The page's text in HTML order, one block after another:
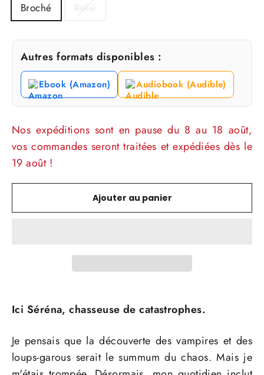
Broché Relié
Autres formats disponibles :
Ebook (Amazon) Audiobook (Audible)
Nos expéditions sont en pause du 8 au 18 août,
vos commandes seront traitées et expédiées dès le
19 août !
Ajouter au panier
Ici Séréna, chasseuse de catastrophes.
Je pensais que la découverte des vampires et des
loups-garous serait le summum du chaos. Mais je